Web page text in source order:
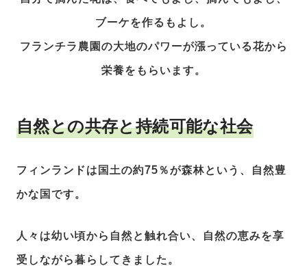
ブーケを作るもよし。
フランチラ農園の大地のパワーが漲っている花から
栄養をもらいます。
自然との共存と持続可能な社会
フィンランドは国土の約75％が森林という、自然豊
かな国です。
人々は幼い頃から自然と触れ合い、自然の恵みを享
受しながら暮らしてきました。